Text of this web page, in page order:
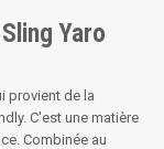
Yaro
provient de la
C'est une matière
Combinée au